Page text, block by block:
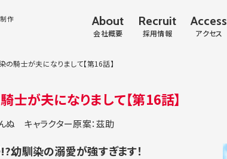
作 About
会社概要
Recruit
採用情報
Access
アクセス
の騎士が夫になりまして【第16話】
士が夫になりまして【第16話】
ぬ キャラクター原案：茲助
幼馴染の溺愛が強すぎます！